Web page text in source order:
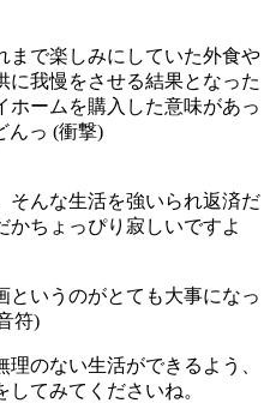
まで楽しみにしていた外食や
に我慢をさせる結果となった
ームを購入した意味があっ
そんな生活を強いられ返済だ
かちょっぴり寂しいですよ
というのがとても大事になっ
のない生活ができるよう、
てみてくださいね。